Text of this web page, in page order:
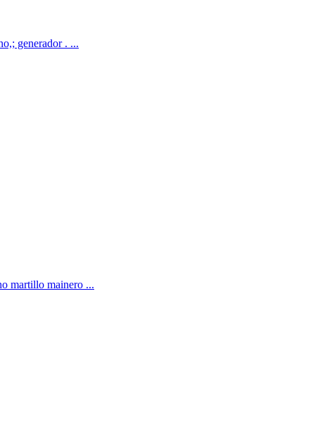
generador . ...
martillo mainero ...